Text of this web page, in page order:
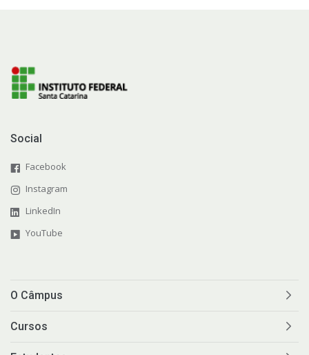
Social
Facebook
Instagram
LinkedIn
YouTube
O Câmpus
Cursos